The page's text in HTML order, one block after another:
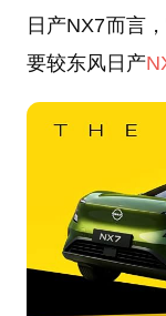
日产NX7而言
要较东风日产